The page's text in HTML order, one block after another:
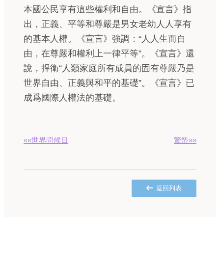
本國公民享有這些權利和自由。《宣言》指
出，正義、平等和尊嚴是男女老幼人人享有
的基本人權。《宣言》強調：“人人生而自
由，在尊嚴和權利上一律平等”。《宣言》還
說，捍衛“人類家庭所有成員的固有尊嚴乃是
世界自由、正義與和平的基礎”。《宣言》已
成爲國際人權法的基礎。
««世界問候日 驚蟄»»
返回列表